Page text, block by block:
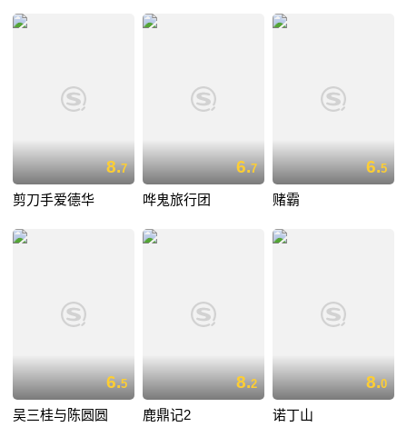
8.7
剪刀手爱德华
6.7
哗鬼旅行团
6.5
赌霸
6.5
吴三桂与陈圆圆
8.2
鹿鼎记2
8.0
诺丁山